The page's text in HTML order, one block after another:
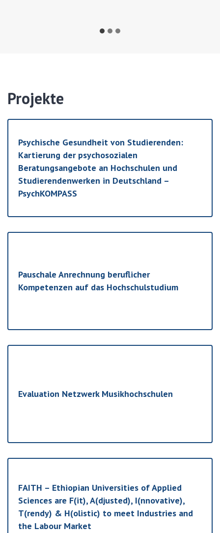
Projekte
Psychische Gesundheit von Studierenden:
Kartierung der psychosozialen
Beratungsangebote an Hochschulen und
Studierendenwerken in Deutschland –
PsychKOMPASS
Pauschale Anrechnung beruflicher
Kompetenzen auf das Hochschulstudium
Evaluation Netzwerk Musikhochschulen
FAITH – Ethiopian Universities of Applied
Sciences are F(it), A(djusted), I(nnovative),
T(rendy) & H(olistic) to meet Industries and
the Labour Market